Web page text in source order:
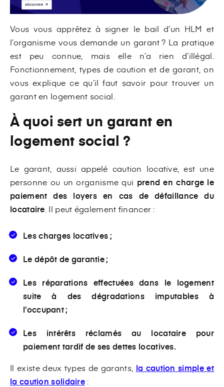
Vous vous apprêtez à signer le bail d’un HLM et
l’organisme vous demande un garant ? La pratique
est peu connue, mais elle n’a rien d’illégal.
Fonctionnement, types de caution et de garant, on
vous explique ce qu’il faut savoir pour trouver un
garant en logement social.
À quoi sert un garant en
logement social ?
Le garant, aussi appelé caution locative, est une
personne ou un organisme qui prend en charge le
paiement des loyers en cas de défaillance du
locataire . Il peut également financer :
Les charges locatives ;
Le dépôt de garantie ;
Les réparations effectuées dans le logement
suite à des dégradations imputables à
l’occupant ;
Les intérêts réclamés au locataire pour
paiement tardif de ses dettes locatives.
Il existe deux types de garants, la caution simple et
la caution solidaire :